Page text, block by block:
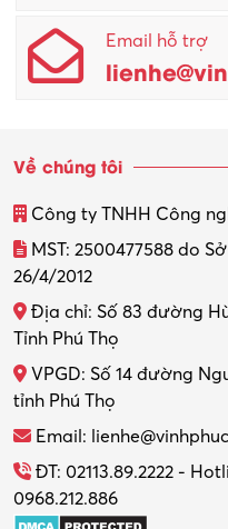
Quản lý sản xuất
Quản trị kinh doanh
Thiết kế nội thất
Thợ máy – Ô tô – Xe
Thực tập
Tổ chức sự kiện –
Trợ lý
Email hỗ trợ
Về chúng tôi
Công ty TNHH Công
MST: 2500477588 do
26/4/2012
Địa chỉ: Số 83 đường
Tỉnh Phú Thọ
VPGD: Số 14 đường
tỉnh Phú Thọ
Email:
ĐT: 02113.89.2222 -
0968.212.886